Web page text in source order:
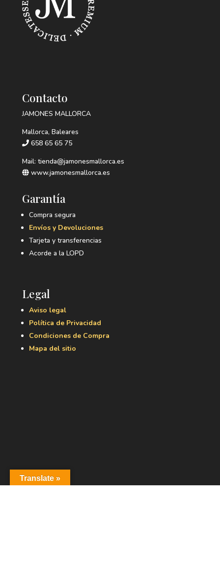
Contacto
JAMONES MALLORCA
Mallorca, Baleares
658 65 65 75
Mail: tienda@jamonesmallorca.es
www.jamonesmallorca.es
Garantía
Compra segura
Envíos y Devoluciones
Tarjeta y transferencias
Acorde a la LOPD
Legal
Aviso legal
Política de Privacidad
Condiciones de Compra
Mapa del sitio
Translate »